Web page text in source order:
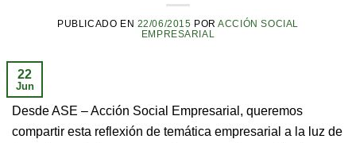
PUBLICADO EN 22/06/2015 PORACCIÓN SOCIAL
EMPRESARIAL
22
Jun
Desde ASE – Acción Social Empresarial, queremos
compartir esta reflexión de temática empresarial a la luz de